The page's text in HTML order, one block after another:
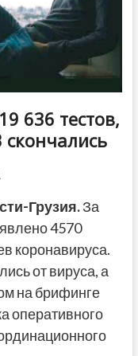
636 тестов,
Грузия.За
4570
коронавируса.
от вируса, а
на брифинге
оперативного